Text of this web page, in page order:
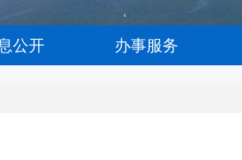
公开 办事服务